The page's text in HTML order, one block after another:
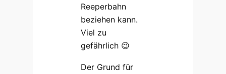
Reeperbahn
beziehen kann.
Viel zu
gefährlich 😉
Der Grund für